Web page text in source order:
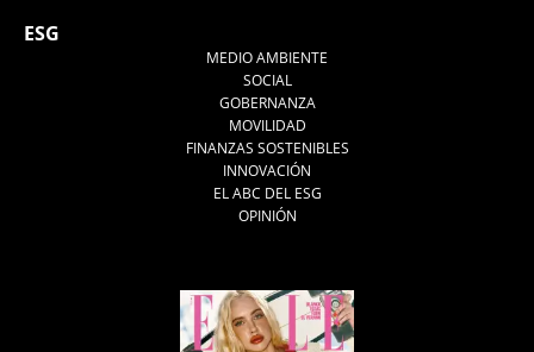
ESG
MEDIO AMBIENTE
SOCIAL
GOBERNANZA
MOVILIDAD
FINANZAS SOSTENIBLES
INNOVACIÓN
EL ABC DEL ESG
OPINIÓN